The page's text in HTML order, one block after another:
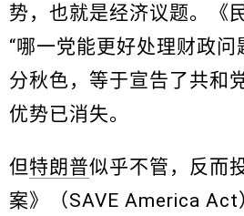
势，也就是经济议题。《
“哪一党能更好处理财政问
分秋色，等于宣告了共和
优势已消失。
但特朗普似乎不管，反而
案》（SAVE America